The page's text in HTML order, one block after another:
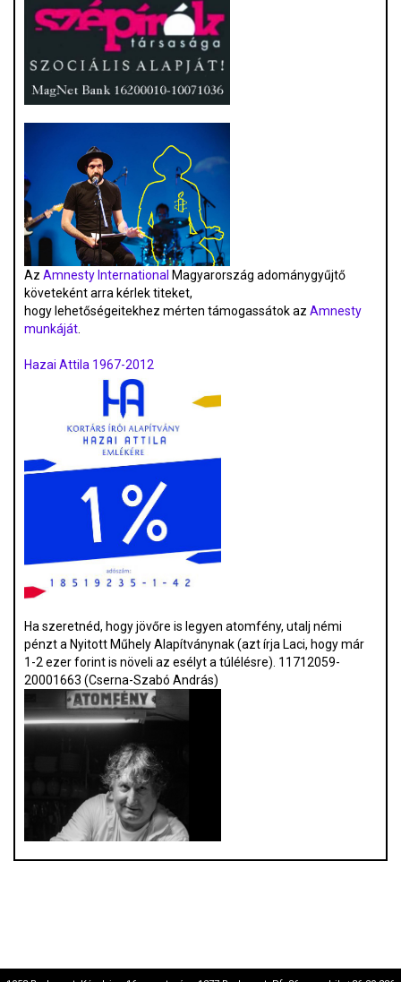
Az Amnesty International Magyarország adománygyűjtő
követeként arra kérlek titeket,
hogy lehetőségeitekhez mérten támogassátok az Amnesty
munkáját
Hazai Attila 1967-2012
Ha szeretnéd, hogy jövőre is legyen atomfény, utalj némi
pénzt a Nyitott Műhely Alapítványnak (azt írja Laci, hogy már
1-2 ezer forint is növeli az esélyt a túlélésre). 11712059-
20001663 (Cserna-Szabó András)